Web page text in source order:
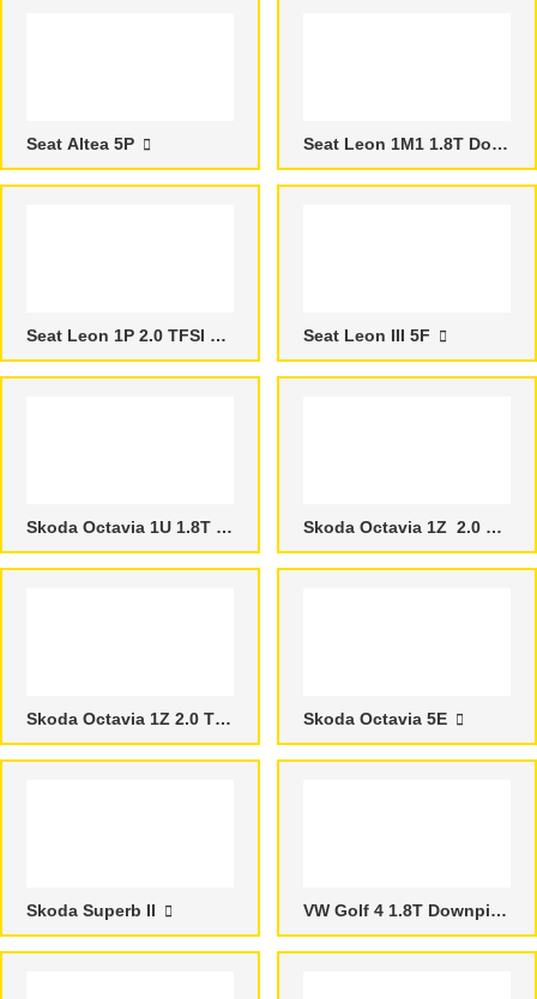
Seat Altea 5P Seat Leon 1M1 1.8T Downpipes
Seat Leon 1P 2.0 TFSI Downpipes Seat Leon III 5F
Skoda Octavia 1U 1.8T Downpipes Skoda Octavia 1Z 2.0 TFSI
Skoda Octavia 1Z 2.0 TFSI Skoda Octavia 5E
Skoda Superb II VW Golf 4 1.8T Downpipes